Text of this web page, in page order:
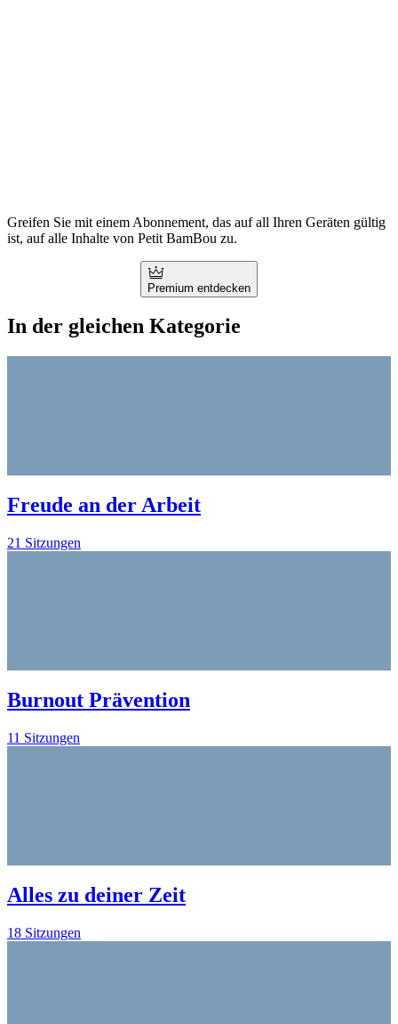
Greifen Sie mit einem Abonnement, das auf all Ihren Geräten gültig
ist, auf alle Inhalte von Petit BamBou zu.
Premium entdecken
In der gleichen Kategorie
Freude an der Arbeit
21 Sitzungen
Burnout Prävention
11 Sitzungen
Alles zu deiner Zeit
18 Sitzungen